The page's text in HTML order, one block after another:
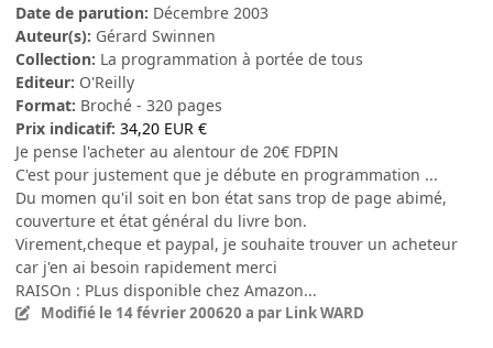
Date de parution: Décembre 2003
Auteur(s): Gérard Swinnen
Collection: La programmation à portée de tous
Editeur: O'Reilly
Format: Broché - 320 pages
Prix indicatif: 34,20 EUR €
Je pense l'acheter au alentour de 20€ FDPIN
C'est pour justement que je débute en programmation ...
Du momen qu'il soit en bon état sans trop de page abimé,
couverture et état général du livre bon.
Virement,cheque et paypal, je souhaite trouver un acheteur
car j'en ai besoin rapidement merci
RAISOn : PLus disponible chez Amazon...
Modifié le 14 février 200620 a par Link WARD